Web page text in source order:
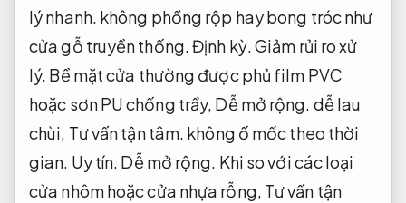
lý nhanh. không phồng rộp hay bong tróc như
cửa gỗ truyền thống.Định kỳ.Giảm rủi ro xử
lý. Bề mặt cửa thường được phủ film PVC
hoặc sơn PU chống trầy, Dễ mở rộng. dễ lau
chùi, Tư vấn tận tâm. không ố mốc theo thời
gian. Uy tín. Dễ mở rộng. Khi so với các loại
cửa nhôm hoặc cửa nhựa rỗng, Tư vấn tận